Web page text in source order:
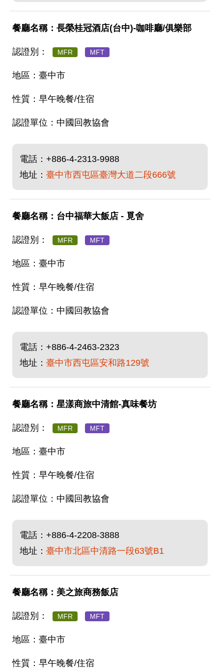
長榮桂冠酒店(台中)-咖啡廳/俱樂部
MFR MFT
臺中市
早午晚餐/住宿
中國回教協會
電話： +886-4-2313-9988
地址： 臺中市西屯區臺灣大道二段666號
台中福華大飯店 - 覓舍
MFR MFT
臺中市
早午晚餐/住宿
中國回教協會
電話： +886-4-2463-2323
地址： 臺中市西屯區安和路129號
星漾商旅中清館-真味餐坊
MFR MFT
臺中市
早午晚餐/住宿
中國回教協會
電話： +886-4-2208-3888
地址： 臺中市北區中清路一段63號B1
美之旅商務飯店
MFR MFT
臺中市
早午晚餐/住宿